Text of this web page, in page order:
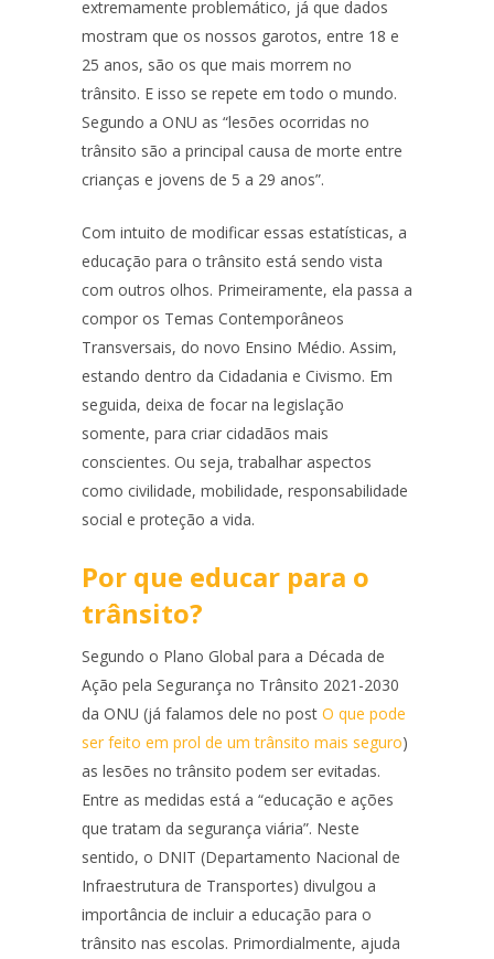
extremamente problemático, já que dados
mostram que os nossos garotos, entre 18 e
25 anos, são os que mais morrem no
trânsito. E isso se repete em todo o mundo.
Segundo a ONU as “lesões ocorridas no
trânsito são a principal causa de morte entre
crianças e jovens de 5 a 29 anos”.
Com intuito de modificar essas estatísticas, a
educação para o trânsito está sendo vista
com outros olhos. Primeiramente, ela passa a
compor os Temas Contemporâneos
Transversais, do novo Ensino Médio. Assim,
estando dentro da Cidadania e Civismo. Em
seguida, deixa de focar na legislação
somente, para criar cidadãos mais
conscientes. Ou seja, trabalhar aspectos
como civilidade, mobilidade, responsabilidade
social e proteção a vida.
Por que educar para o
trânsito?
Segundo o Plano Global para a Década de
Ação pela Segurança no Trânsito 2021-2030
da ONU (já falamos dele no post O que pode
ser feito em prol de um trânsito mais seguro)
as lesões no trânsito podem ser evitadas.
Entre as medidas está a “educação e ações
que tratam da segurança viária”. Neste
sentido, o DNIT (Departamento Nacional de
Infraestrutura de Transportes) divulgou a
importância de incluir a educação para o
trânsito nas escolas. Primordialmente, ajuda